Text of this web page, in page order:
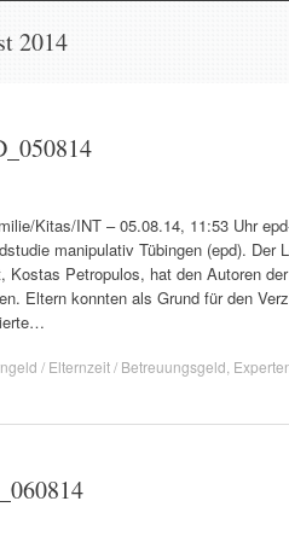
2014
Kitas/INT – 05.08.14, 11:53 Uhr
manipulativ Tübingen (epd). Der
Kostas Petropulos, hat den Autoren
Eltern konnten als Grund für den
/ Elternzeit / Betreuungsgeld